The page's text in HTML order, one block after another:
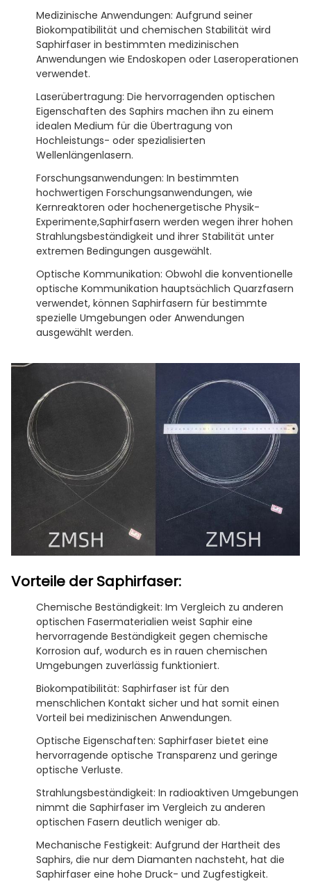
Medizinische Anwendungen: Aufgrund seiner
Biokompatibilität und chemischen Stabilität wird
Saphirfaser in bestimmten medizinischen
Anwendungen wie Endoskopen oder Laseroperationen
verwendet.
Laserübertragung: Die hervorragenden optischen
Eigenschaften des Saphirs machen ihn zu einem
idealen Medium für die Übertragung von
Hochleistungs- oder spezialisierten
Wellenlängenlasern.
Forschungsanwendungen: In bestimmten
hochwertigen Forschungsanwendungen, wie
Kernreaktoren oder hochenergetische Physik-
Experimente,Saphirfasern werden wegen ihrer hohen
Strahlungsbeständigkeit und ihrer Stabilität unter
extremen Bedingungen ausgewählt.
Optische Kommunikation: Obwohl die konventionelle
optische Kommunikation hauptsächlich Quarzfasern
verwendet, können Saphirfasern für bestimmte
spezielle Umgebungen oder Anwendungen
ausgewählt werden.
Vorteile der Saphirfaser:
Chemische Beständigkeit: Im Vergleich zu anderen
optischen Fasermaterialien weist Saphir eine
hervorragende Beständigkeit gegen chemische
Korrosion auf, wodurch es in rauen chemischen
Umgebungen zuverlässig funktioniert.
Biokompatibilität: Saphirfaser ist für den
menschlichen Kontakt sicher und hat somit einen
Vorteil bei medizinischen Anwendungen.
Optische Eigenschaften: Saphirfaser bietet eine
hervorragende optische Transparenz und geringe
optische Verluste.
Strahlungsbeständigkeit: In radioaktiven Umgebungen
nimmt die Saphirfaser im Vergleich zu anderen
optischen Fasern deutlich weniger ab.
Mechanische Festigkeit: Aufgrund der Hartheit des
Saphirs, die nur dem Diamanten nachsteht, hat die
Saphirfaser eine hohe Druck- und Zugfestigkeit.